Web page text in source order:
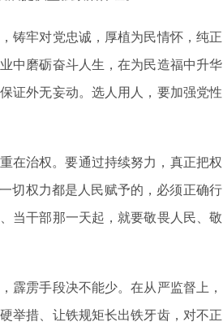
铸牢对党忠诚，厚植为民情怀，纯正
中磨砺奋斗人生，在为民造福中升华
证外无妄动。选人用人，要加强党性
在治权。要通过持续努力，真正把权
切权力都是人民赋予的，必须正确行
当干部那一天起，就要敬畏人民、敬
雳手段决不能少。在从严监督上，
举措、让铁规矩长出铁牙齿，对不正